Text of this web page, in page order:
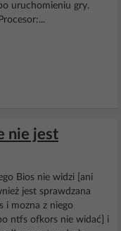
uruchomieniu gry.
nie jest
Bios nie widzi [ani
jest sprawdzana
i mozna z niego
ntfs ofkors nie widać] i